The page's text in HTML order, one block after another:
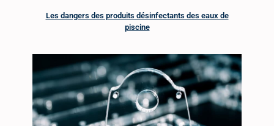
Les dangers des produits désinfectants des eaux de
piscine